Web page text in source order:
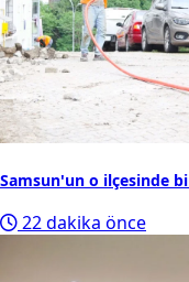
Samsun'un o ilçesinde
22 dakika önce